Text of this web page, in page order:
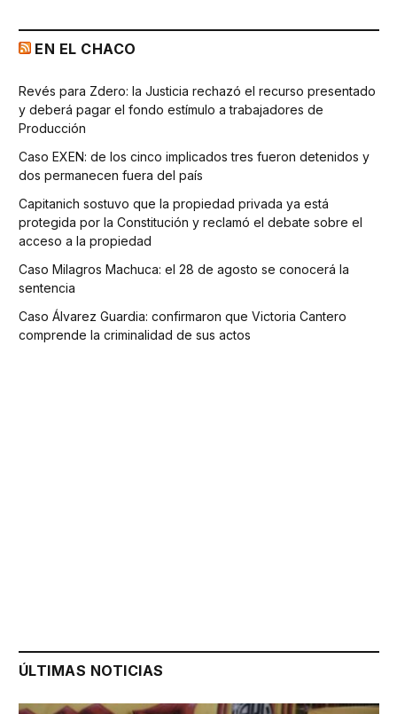
EN EL CHACO
Revés para Zdero: la Justicia rechazó el recurso presentado
y deberá pagar el fondo estímulo a trabajadores de
Producción
Caso EXEN: de los cinco implicados tres fueron detenidos y
dos permanecen fuera del país
Capitanich sostuvo que la propiedad privada ya está
protegida por la Constitución y reclamó el debate sobre el
acceso a la propiedad
Caso Milagros Machuca: el 28 de agosto se conocerá la
sentencia
Caso Álvarez Guardia: confirmaron que Victoria Cantero
comprende la criminalidad de sus actos
ÚLTIMAS NOTICIAS